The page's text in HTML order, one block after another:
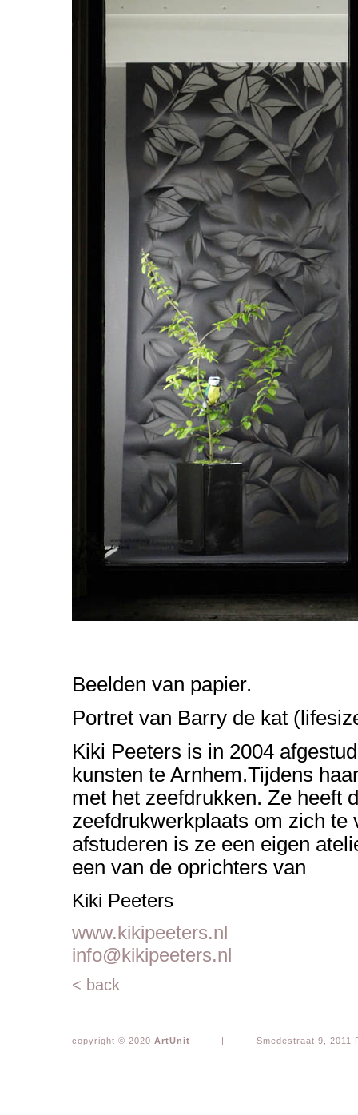
Beelden van papier.
Portret van Barry de kat
Kiki Peeters is in 2004
kunsten te Arnhem.Tijdens
met het zeefdrukken. Ze heeft
zeefdrukwerkplaats om zich te
afstuderen is ze een eigen
een van de oprichters van
Kiki Peeters
www.kikipeeters.nl
info@kikipeeters.nl
< back
copyright © 2020 ArtUnit | Smedestraat 9, 2011